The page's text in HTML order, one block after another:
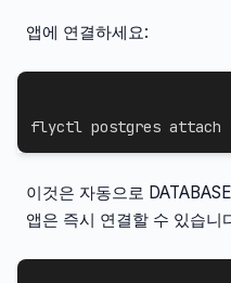
앱에 연결하세요:
flyctl postgres attach
이것은 자동으로
앱은 즉시 연결할 수 있습니